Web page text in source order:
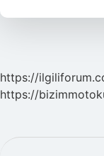
https://
https://